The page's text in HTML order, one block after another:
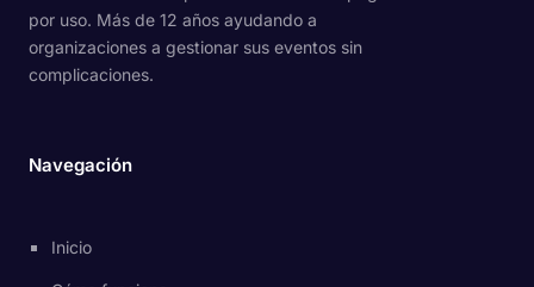
por uso. Más de 12 años ayudando a
organizaciones a gestionar sus eventos sin
complicaciones.
Navegación
Inicio